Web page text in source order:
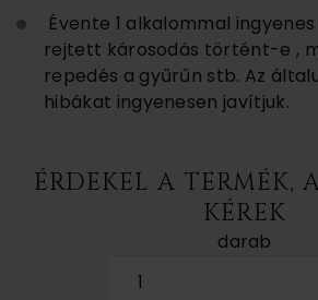
Évente 1 alkalommal
rejtett károsodás történt-e ,
repedés a gyűrűn stb. Az
hibákat ingyenesen javítjuk.
ÉRDEKEL A TERMÉK,
KÉREK
darab
1